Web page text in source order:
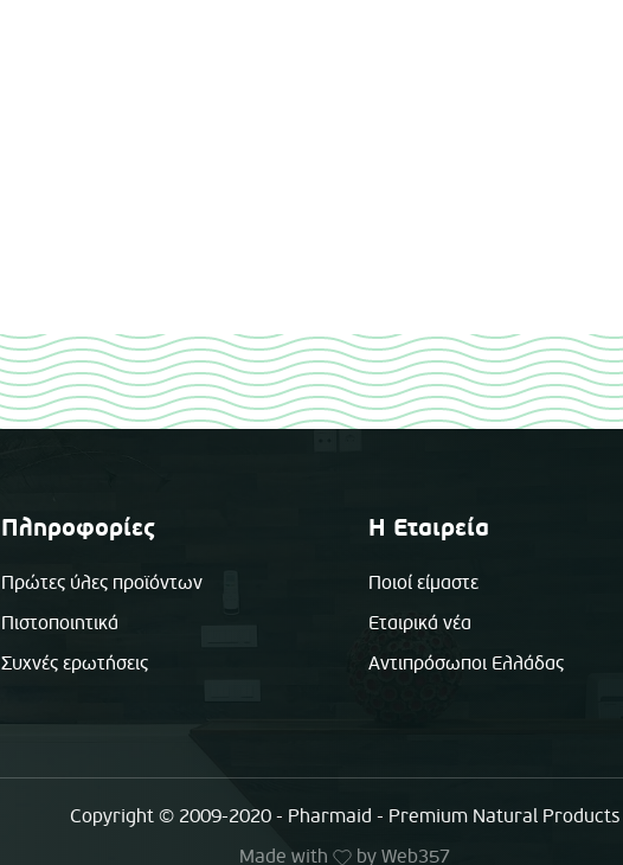
Πληροφορίες
Πρώτες ύλες προϊόντων
Πιστοποιητικά
Συχνές ερωτήσεις
Η Εταιρεία
Ποιοί είμαστε
Εταιρικά νέα
Αντιπρόσωποι Ελλάδας
Copyright © 2009-2020 - Pharmaid - Premium Natural Products
Made with
by Web357